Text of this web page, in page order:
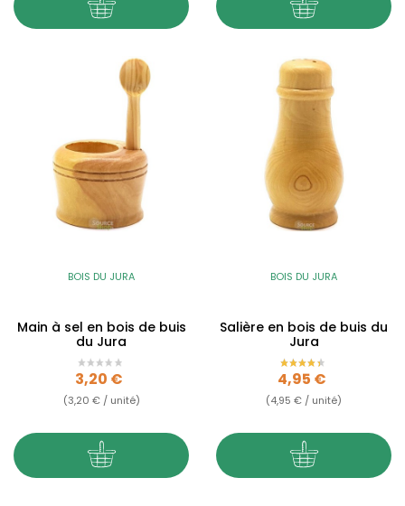
BOIS DU JURA
Main à sel en bois de buis
du Jura
Prix
3,20 €
(3,20 € / unité)
BOIS DU JURA
Salière en bois de buis du
Jura
Prix
4,95 €
(4,95 € / unité)